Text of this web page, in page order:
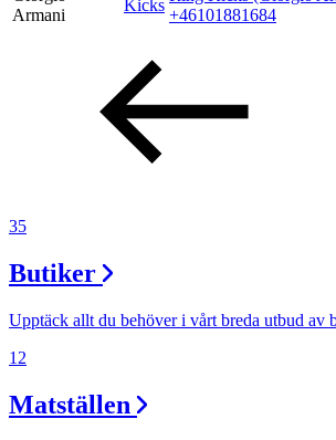
Magasin
Presentkort
Armani
Kicks
+46101881684
35
Butiker
Upptäck allt du behöver i vårt breda utbud av
12
Matställen